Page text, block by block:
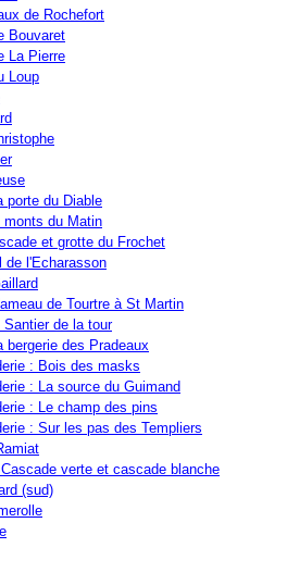
de Rochefort
Bouvaret
La Pierre
Loup
porte du Diable
du Matin
et grotte du Frochet
de l'Echarasson
de Tourtre à St Martin
de la tour
bergerie des Pradeaux
: Bois des masks
: La source du Guimand
: Le champ des pins
: Sur les pas des Templiers
verte et cascade blanche
(sud)